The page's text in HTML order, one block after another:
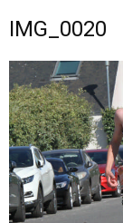
IMG_0020